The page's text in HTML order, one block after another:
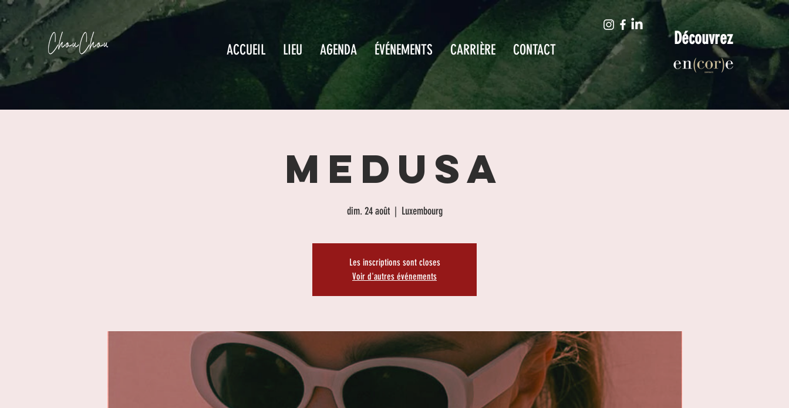
ACCUEIL LIEU AGENDA ÉVÉNEMENTS CARRIÈRE CONTACT
Découvrez
MEDUSA
dim. 24 août
  |
Luxembourg
Les inscriptions sont closes
Voir d'autres événements